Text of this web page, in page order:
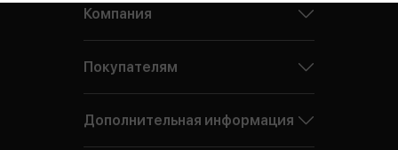
Компания
Покупателям
Дополнительная информация